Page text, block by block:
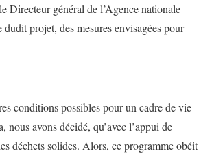
Directeur général de l’Agence nationale
projet, des mesures envisagées pour
conditions possibles pour un cadre de vie
avons décidé, qu’avec l’appui de
déchets solides. Alors, ce programme obéit